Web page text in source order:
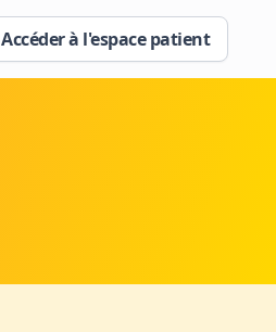
Accéder à l'espace patient